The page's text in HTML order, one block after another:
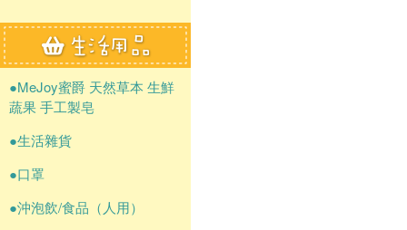
●MeJoy蜜爵 天然草本 生鮮
蔬果 手工製皂
●生活雜貨
●口罩
●沖泡飲/食品（人用）